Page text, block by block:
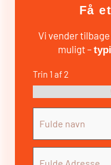
Få
Vi vender
muligt –
Trin 1 af 2